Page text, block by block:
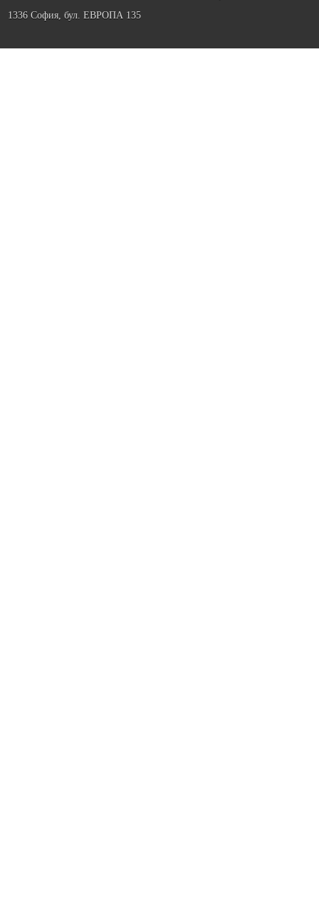
1336 София, бул. ЕВРОПА 135